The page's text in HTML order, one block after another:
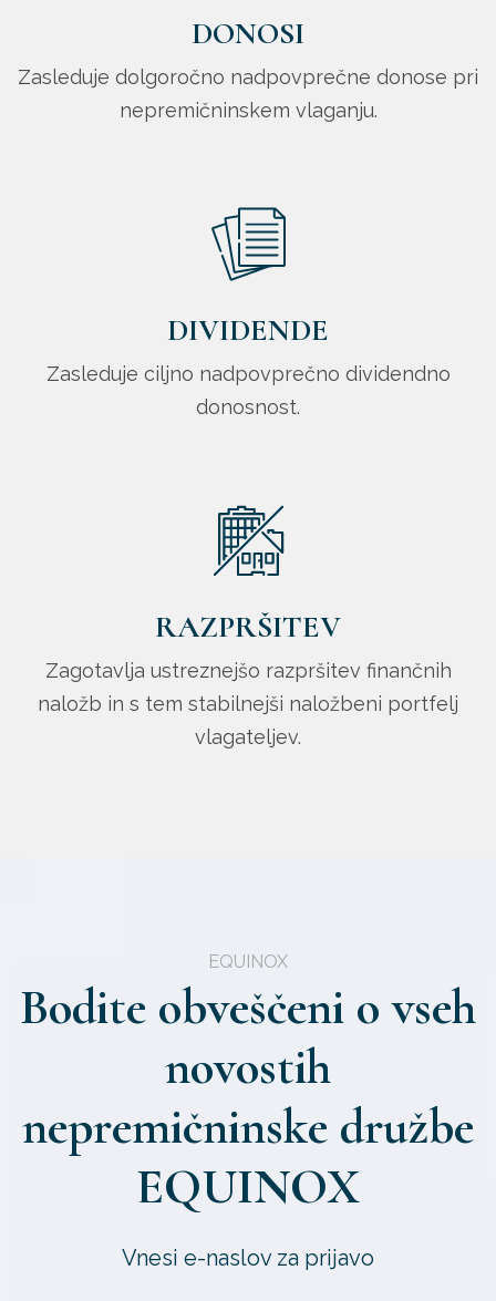
DONOSI
Zasleduje dolgoročno nadpovprečne donose pri
nepremičninskem vlaganju.
DIVIDENDE
Zasleduje ciljno nadpovprečno dividendno
donosnost.
RAZPRŠITEV
Zagotavlja ustreznejšo razpršitev finančnih
naložb in s tem stabilnejši naložbeni portfelj
vlagateljev.
EQUINOX
Bodite obveščeni o vseh
novostih
nepremičninske družbe
EQUINOX
Vnesi e-naslov za prijavo